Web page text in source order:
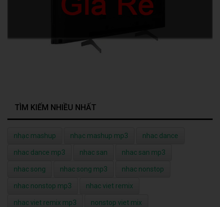
TÌM KIẾM NHIỀU NHẤT
nhạc mashup nhạc mashup mp3 nhac dance
nhac dance mp3 nhac san nhac san mp3
nhac song nhac song mp3 nhac nonstop
nhac nonstop mp3 nhac viet remix
nhac viet remix mp3 nonstop viet mix